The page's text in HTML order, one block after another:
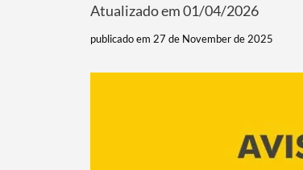
Atualizado em 01/04/2026
publicado em 27 de November de 2025